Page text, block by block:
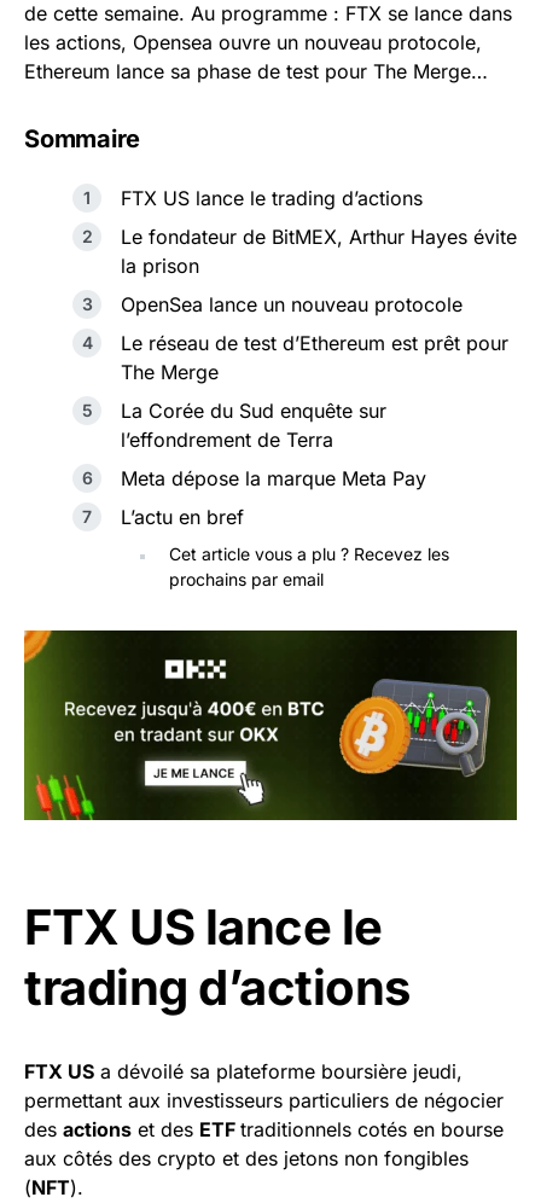
de cette semaine. Au programme : FTX se lance dans
les actions, Opensea ouvre un nouveau protocole,
Ethereum lance sa phase de test pour The Merge…
Sommaire
FTX US lance le trading d’actions
Le fondateur de BitMEX, Arthur Hayes évite
la prison
OpenSea lance un nouveau protocole
Le réseau de test d’Ethereum est prêt pour
The Merge
La Corée du Sud enquête sur
l’effondrement de Terra
Meta dépose la marque Meta Pay
L’actu en bref
Cet article vous a plu ? Recevez les
prochains par email
FTX US lance le
trading d’actions
FTX US a dévoilé sa plateforme boursière jeudi,
permettant aux investisseurs particuliers de négocier
des actions et des ETF traditionnels cotés en bourse
aux côtés des crypto et des jetons non fongibles
(NFT).